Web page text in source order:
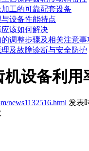
工的可靠配套设备
设备性能特点
该如何解决
调整步骤及相关注意事
及故障诊断与安全防护
机设备利用
news1132516.html 发表